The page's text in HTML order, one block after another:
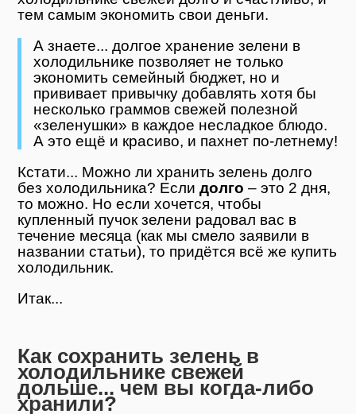
тем самым экономить свои деньги.
А знаете... долгое хранение зелени в
холодильнике позволяет не только
экономить семейный бюджет, но и
прививает привычку добавлять хотя бы
несколько граммов свежей полезной
«зеленушки» в каждое несладкое блюдо.
А это ещё и красиво, и пахнет по-летнему!
Кстати... Можно ли хранить зелень долго
без холодильника? Еслидолго – это 2 дня,
то можно. Но если хочется, чтобы
купленный пучок зелени радовал вас в
течение месяца (как мы смело заявили в
названии статьи), то придётся всё же купить
холодильник.
Итак...
Как сохранить зелень в
холодильнике свежей
дольше... чем вы когда-либо
хранили?